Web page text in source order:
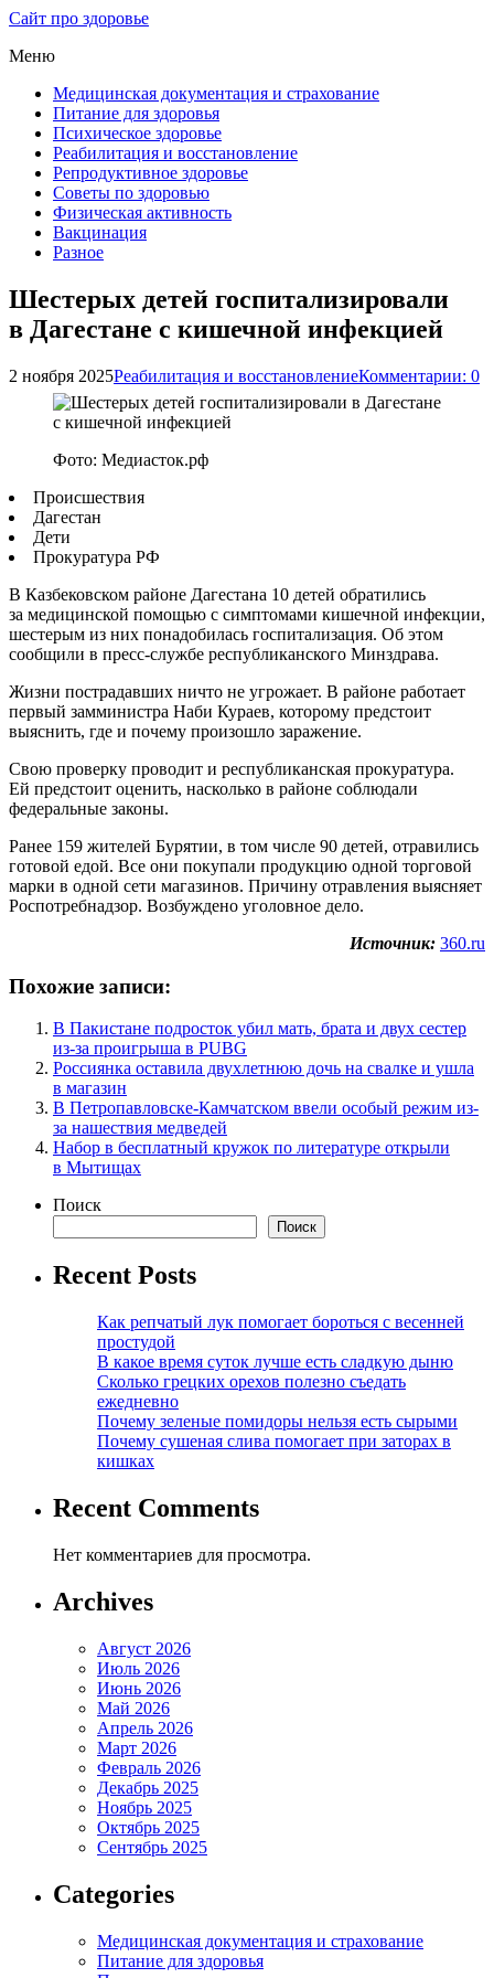
Сайт про здоровье
Меню
Медицинская документация и страхование
Питание для здоровья
Психическое здоровье
Реабилитация и восстановление
Репродуктивное здоровье
Советы по здоровью
Физическая активность
Вакцинация
Разное
Шестерых детей госпитализировали
в Дагестане с кишечной инфекцией
2 ноября 2025Реабилитация и восстановлениеКомментарии: 0
Фото: Медиасток.рф
Происшествия
Дагестан
Дети
Прокуратура РФ
В Казбековском районе Дагестана 10 детей обратились
за медицинской помощью с симптомами кишечной инфекции,
шестерым из них понадобилась госпитализация. Об этом
сообщили в пресс-службе республиканского Минздрава.
Жизни пострадавших ничто не угрожает. В районе работает
первый замминистра Наби Кураев, которому предстоит
выяснить, где и почему произошло заражение.
Свою проверку проводит и республиканская прокуратура.
Ей предстоит оценить, насколько в районе соблюдали
федеральные законы.
Ранее 159 жителей Бурятии, в том числе 90 детей, отравились
готовой едой. Все они покупали продукцию одной торговой
марки в одной сети магазинов. Причину отравления выясняет
Роспотребнадзор. Возбуждено уголовное дело.
Источник: 360.ru
Похожие записи:
В Пакистане подросток убил мать, брата и двух сестер
из-за проигрыша в PUBG
Россиянка оставила двухлетнюю дочь на свалке и ушла
в магазин
В Петропавловске-Камчатском ввели особый режим из-
за нашествия медведей
Набор в бесплатный кружок по литературе открыли
в Мытищах
Поиск
Поиск
Recent Posts
Как репчатый лук помогает бороться с весенней
простудой
В какое время суток лучше есть сладкую дыню
Сколько грецких орехов полезно съедать
ежедневно
Почему зеленые помидоры нельзя есть сырыми
Почему сушеная слива помогает при заторах в
кишках
Recent Comments
Нет комментариев для просмотра.
Archives
Август 2026
Июль 2026
Июнь 2026
Май 2026
Апрель 2026
Март 2026
Февраль 2026
Декабрь 2025
Ноябрь 2025
Октябрь 2025
Сентябрь 2025
Categories
Медицинская документация и страхование
Питание для здоровья